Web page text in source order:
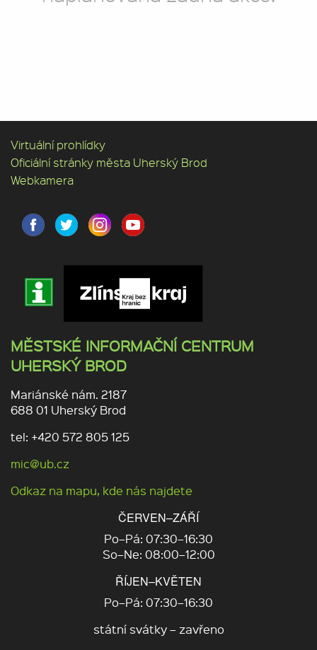
Virtuální prohlídky
Oficiální stránky města Uherský Brod
Webkamera
MĚSTSKÉ INFORMAČNÍ CENTRUM
UHERSKÝ BROD
Mariánské nám. 2187
688 01 Uherský Brod
tel: +420 572 805 125
mic@ub.cz
Odkaz na mapu, kde nás najdete
ČERVEN–ZÁŘÍ
Po–Pá: 07:30–16:30
So–Ne: 08:00–12:00
ŘÍJEN–KVĚTEN
Po–Pá: 07:30–16:30
státní svátky – zavřeno